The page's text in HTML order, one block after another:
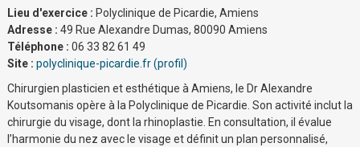
Lieu d'exercice : Polyclinique de Picardie, Amiens
Adresse : 49 Rue Alexandre Dumas, 80090 Amiens
Téléphone : 06 33 82 61 49
Site : polyclinique-picardie.fr (profil)
Chirurgien plasticien et esthétique à Amiens, le Dr Alexandre
Koutsomanis opère à la Polyclinique de Picardie. Son activité inclut la
chirurgie du visage, dont la rhinoplastie. En consultation, il évalue
l’harmonie du nez avec le visage et définit un plan personnalisé,